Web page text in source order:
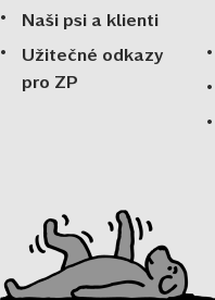
Naši psi a klienti
Užitečné odkazy
pro ZP